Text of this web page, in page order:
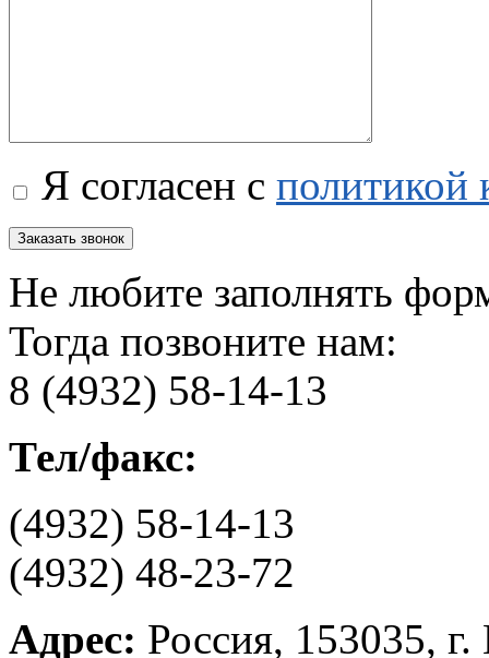
Я согласен с политикой
Не любите заполнять
Тогда позвоните нам:
8 (4932) 58-14-13
Тел/факс:
(4932) 58-14-13
(4932) 48-23-72
Адрес: Россия, 153035,